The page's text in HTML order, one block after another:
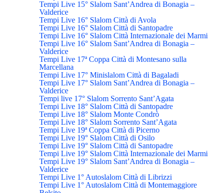
Tempi Live 15° Slalom Sant’Andrea di Bonagia –
Valderice
Tempi Live 16° Slalom Città di Avola
Tempi Live 16° Slalom Città di Santopadre
Tempi Live 16° Slalom Città Internazionale dei Marmi
Tempi Live 16° Slalom Sant’Andrea di Bonagia –
Valderice
Tempi Live 17ª Coppa Città di Montesano sulla
Marcellana
Tempi Live 17° Minislalom Città di Bagaladi
Tempi Live 17° Slalom Sant’Andrea di Bonagia –
Valderice
Tempi live 17° Slalom Sorrento Sant’Agata
Tempi Live 18° Slalom Città di Santopadre
Tempi Live 18° Slalom Monte Condrò
Tempi Live 18° Slalom Sorrento Sant’Agata
Tempi Live 19ª Coppa Città di Picerno
Tempi Live 19° Slalom Città di Osilo
Tempi Live 19° Slalom Città di Santopadre
Tempi Live 19° Slalom Città Internazionale dei Marmi
Tempi Live 19° Slalom Sant’Andrea di Bonagia –
Valderice
Tempi Live 1° Autoslalom Città di Librizzi
Tempi Live 1° Autoslalom Città di Montemaggiore